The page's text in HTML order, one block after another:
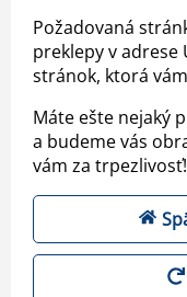
Požadovaná
preklepy v adrese
stránok, ktorá
Máte ešte nejaký
a budeme vás
vám za trpezlivosť!